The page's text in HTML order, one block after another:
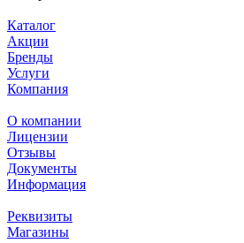
Каталог
Акции
Бренды
Услуги
Компания
О компании
Лицензии
Отзывы
Документы
Информация
Реквизиты
Магазины